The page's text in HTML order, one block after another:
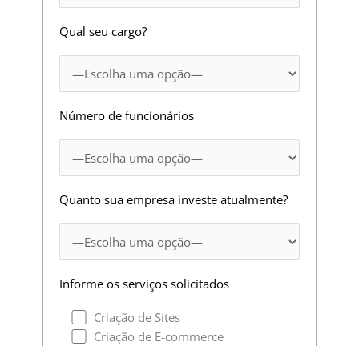
Qual seu cargo?
Número de funcionários
Quanto sua empresa investe atualmente?
Informe os serviços solicitados
Criação de Sites
Criação de E-commerce